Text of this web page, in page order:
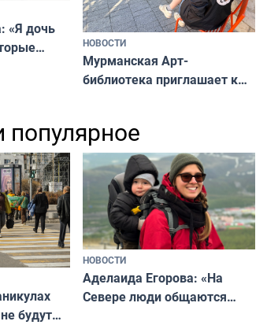
«Я дочь
НОВОСТИ
Мурманская Арт-
библиотека приглашает к
популярное
будут
НОВОСТИ
Аделаида Егорова: «На
Севере люди общаются